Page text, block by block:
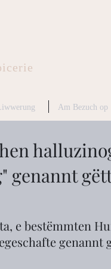
Am Bezuch op
genannt
e bestëmmten
genannt